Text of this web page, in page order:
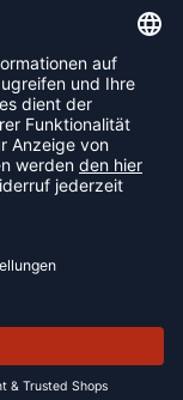
ZU 65%
VERPASSE KEINE